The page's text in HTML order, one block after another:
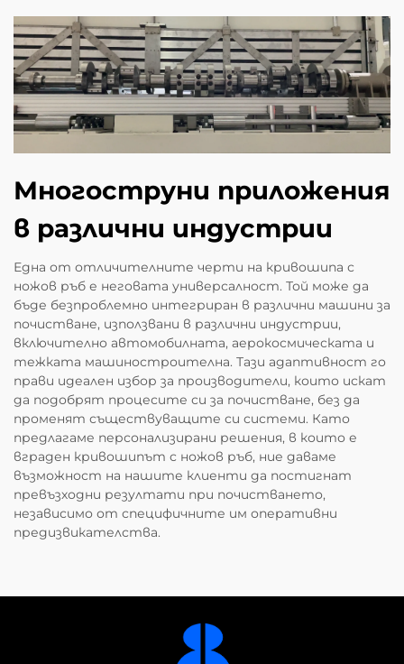
Многоструни приложения
в различни индустрии
Една от отличителните черти на кривошипа с
ножов ръб е неговата универсалност. Той може да
бъде безпроблемно интегриран в различни машини за
почистване, използвани в различни индустрии,
включително автомобилната, аерокосмическата и
тежката машиностроителна. Тази адаптивност го
прави идеален избор за производители, които искат
да подобрят процесите си за почистване, без да
променят съществуващите си системи. Като
предлагаме персонализирани решения, в които е
вграден кривошипът с ножов ръб, ние даваме
възможност на нашите клиенти да постигнат
превъзходни резултати при почистването,
независимо от специфичните им оперативни
предизвикателства.